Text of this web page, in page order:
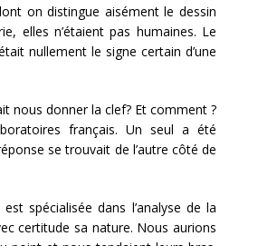
on distingue aisément le dessin
elles n’étaient pas humaines. Le
nullement le signe certain d’une
nous donner la clef? Et comment ?
français. Un seul a été
se trouvait de l’autre côté de
est spécialisée dans l’analyse de la
certitude sa nature. Nous aurions